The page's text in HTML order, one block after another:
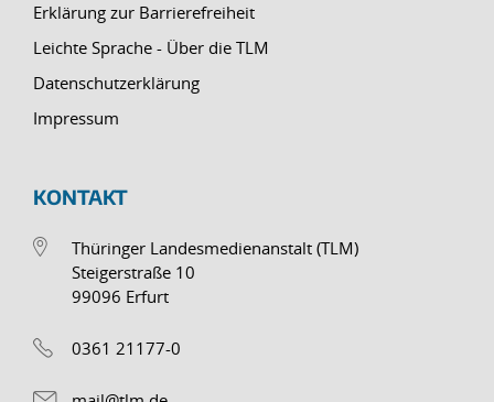
Erklärung zur Barrierefreiheit
Leichte Sprache - Über die TLM
Datenschutzerklärung
Impressum
KONTAKT
Thüringer Landesmedienanstalt (TLM)
Steigerstraße 10
99096 Erfurt
0361 21177-0